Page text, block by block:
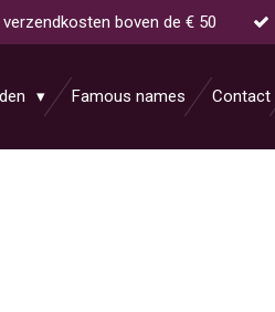
boven de € 50
Famous names Contact